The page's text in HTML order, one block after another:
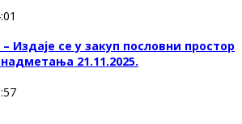
Издаје се у закуп пословни простор
21.11.2025.